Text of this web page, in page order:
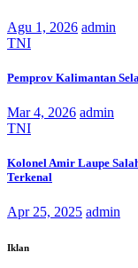
Agu 1, 2026 admin
TNI
Pemprov Kalimantan
Mar 4, 2026 admin
TNI
Kolonel Amir Laupe
Terkenal
Apr 25, 2025 admin
Iklan